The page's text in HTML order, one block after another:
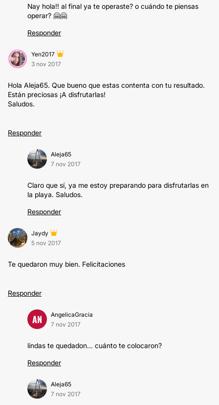
Nay hola!! al final ya te operaste? o cuándo te piensas
operar? 🤗🤗
Responder
Yen2017
3 nov 2017
Hola Aleja65. Que bueno que estas contenta con tu resultado.
Están preciosas ¡A disfrutarlas!
Saludos.
Responder
Aleja65
7 nov 2017
Claro que sí, ya me estoy preparando para disfrutarlas en
la playa. Saludos.
Responder
Jaydy
5 nov 2017
Te quedaron muy bien. Felicitaciones
Responder
AN
AngelicaGracia
7 nov 2017
lindas te quedadon... cuánto te colocaron?
Responder
Aleja65
7 nov 2017